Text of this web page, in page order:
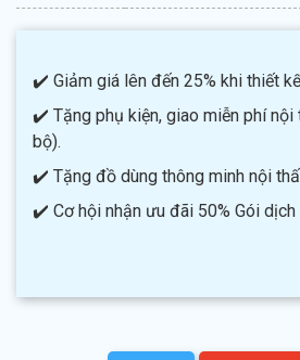
✔️ Giảm giá lên đến 25% khi thiết
✔️ Tặng phụ kiện, giao miễn phí nội
bộ).
✔️ Tặng đồ dùng thông minh nội
✔️ Cơ hội nhận ưu đãi 50% Gói dịch